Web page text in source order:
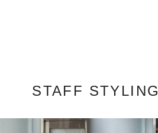
STAFF STYLING